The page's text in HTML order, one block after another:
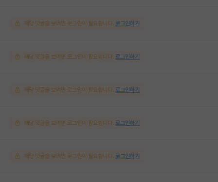
해당 댓글을 보려면 로그인이 필요합니다. 로그인하기
해당 댓글을 보려면 로그인이 필요합니다. 로그인하기
해당 댓글을 보려면 로그인이 필요합니다. 로그인하기
해당 댓글을 보려면 로그인이 필요합니다. 로그인하기
해당 댓글을 보려면 로그인이 필요합니다. 로그인하기